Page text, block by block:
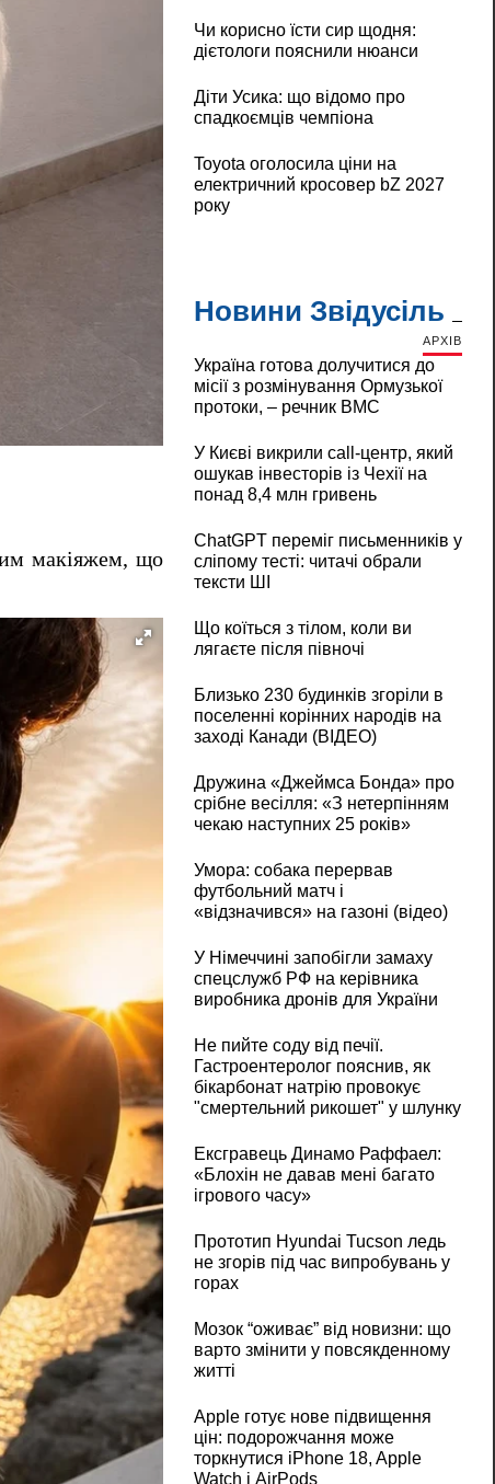
макіяжем, що
Чи корисно їсти сир щодня:
дієтологи пояснили нюанси
Діти Усика: що відомо про
спадкоємців чемпіона
Toyota оголосила ціни на
електричний кросовер bZ 2027
року
Новини Звідусіль
АРХІВ
Україна готова долучитися до
місії з розмінування Ормузької
протоки, – речник ВМС
У Києві викрили call-центр, який
ошукав інвесторів із Чехії на
понад 8,4 млн гривень
ChatGPT переміг письменників у
сліпому тесті: читачі обрали
тексти ШІ
Що коїться з тілом, коли ви
лягаєте після півночі
Близько 230 будинків згоріли в
поселенні корінних народів на
заході Канади (ВІДЕО)
Дружина «Джеймса Бонда» про
срібне весілля: «З нетерпінням
чекаю наступних 25 років»
Умора: собака перервав
футбольний матч і
«відзначився» на газоні (відео)
У Німеччині запобігли замаху
спецслужб РФ на керівника
виробника дронів для України
Не пийте соду від печії.
Гастроентеролог пояснив, як
бікарбонат натрію провокує
"смертельний рикошет" у шлунку
Ексгравець Динамо Раффаел:
«Блохін не давав мені багато
ігрового часу»
Прототип Hyundai Tucson ледь
не згорів під час випробувань у
горах
Мозок “оживає” від новизни: що
варто змінити у повсякденному
житті
Apple готує нове підвищення
цін: подорожчання може
торкнутися iPhone 18, Apple
Watch і AirPods